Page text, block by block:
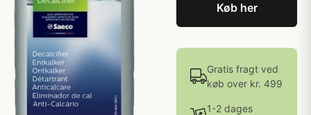
Køb her
Gratis fragt ved
køb over kr. 499
1-2 dages